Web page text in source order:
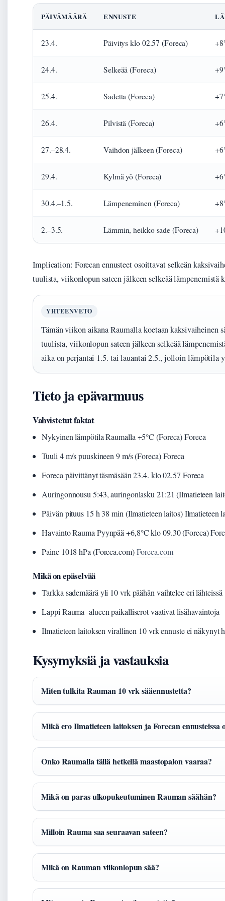
PÄIVÄMÄÄRÄ ENNUSTE
23.4. Päivitys klo 02.57 (Foreca)
24.4. Selkeää (Foreca)
25.4. Sadetta (Foreca)
26.4. Pilvistä (Foreca)
27.–28.4. Vaihdon jälkeen (Foreca)
29.4. Kylmä yö (Foreca)
30.4.–1.5. Lämpeneminen (Foreca)
2.–3.5. Lämmin, heikko sade (Foreca)
Implication: Forecan ennusteet osoittavat selkeän
tuulista, viikonlopun sateen jälkeen selkeää lämpenemistä
YHTEENVETO
Tämän viikon aikana Raumalla koetaan kaksivaiheinen
tuulista, viikonlopun sateen jälkeen selkeää
aika on perjantai 1.5. tai lauantai 2.5., jolloin lämpötila
Tieto ja epävarmuus
Vahvistetut faktat
Nykyinen lämpötila Raumalla +5°C (Foreca) Foreca
Tuuli 4 m/s puuskineen 9 m/s (Foreca) Foreca
Foreca päivittänyt täsmäsään 23.4. klo 02.57 Foreca
Auringonnousu 5:43, auringonlasku 21:21 (Ilmatieteen
Päivän pituus 15 h 38 min (Ilmatieteen laitos) Ilmatieteen
Havainto Rauma Pyynpää +6,8°C klo 09.30 (Foreca)
Paine 1018 hPa (Foreca.com)Foreca.com
Mikä on epäselvää
Tarkka sademäärä yli 10 vrk päähän vaihtelee eri lähteissä
Lappi Rauma -alueen paikalliserot vaativat lisähavaintoja
Ilmatieteen laitoksen virallinen 10 vrk ennuste ei näkynyt
Kysymyksiä ja vastauksia
Miten tulkita Rauman 10 vrk sääennustetta?
Mikä ero Ilmatieteen laitoksen ja Forecan ennusteissa
Onko Raumalla tällä hetkellä maastopalon vaaraa?
Mikä on paras ulkopukeutuminen Rauman säähän?
Milloin Rauma saa seuraavan sateen?
Mikä on Rauman viikonlopun sää?